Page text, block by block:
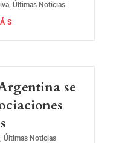
,Últimas Noticias
se
Últimas Noticias